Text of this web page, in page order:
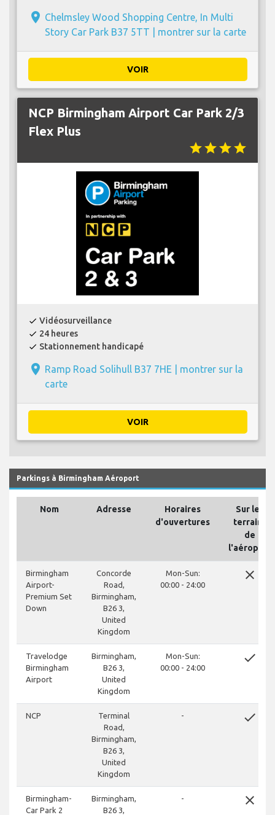
place Chelmsley Wood Shopping Centre, In Multi
Story Car Park B37 5TT | montrer sur la carte
VOIR
NCP Birmingham Airport Car Park 2/3
Flex Plus
starstarstarstar
check Vidéosurveillance
check 24 heures
check Stationnement handicapé
place Ramp Road Solihull B37 7HE | montrer sur la
carte
VOIR
Parkings à Birmingham Aéroport
Nom Adresse
Horaires
d'ouvertures
Sur les
terrains
de
l'aéroport
Birmingham
Airport-
Premium Set
Down
Concorde
Road,
Birmingham,
B26 3,
United
Kingdom
Mon-Sun:
00:00 - 24:00
close
Travelodge
Birmingham
Airport
Birmingham,
B26 3,
United
Kingdom
Mon-Sun:
00:00 - 24:00
done
NCP
Terminal
Road,
Birmingham,
B26 3,
United
Kingdom
- done
Birmingham-
Car Park 2
Birmingham,
B26 3,
- close